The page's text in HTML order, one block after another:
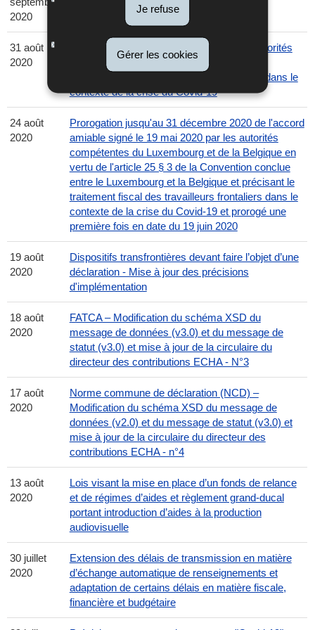
Je refuse
Gérer les cookies
2020
31 août
2020
Signature d’un accord amiable entre les autorités
du Luxembourg et de la France précisant le
traitement fiscal des travailleurs frontaliers dans le
contexte de la crise du Covid-19
24 août
2020
Prorogation jusqu'au 31 décembre 2020 de l'accord
amiable signé le 19 mai 2020 par les autorités
compétentes du Luxembourg et de la Belgique en
vertu de l'article 25 § 3 de la Convention conclue
entre le Luxembourg et la Belgique et précisant le
traitement fiscal des travailleurs frontaliers dans le
contexte de la crise du Covid-19 et prorogé une
première fois en date du 19 juin 2020
19 août
2020
Dispositifs transfrontières devant faire l’objet d’une
déclaration - Mise à jour des précisions
d'implémentation
18 août
2020
FATCA – Modification du schéma XSD du
message de données (v3.0) et du message de
statut (v3.0) et mise à jour de la circulaire du
directeur des contributions ECHA - N°3
17 août
2020
Norme commune de déclaration (NCD) –
Modification du schéma XSD du message de
données (v2.0) et du message de statut (v3.0) et
mise à jour de la circulaire du directeur des
contributions ECHA - n°4
13 août
2020
Lois visant la mise en place d’un fonds de relance
et de régimes d’aides et règlement grand-ducal
portant introduction d’aides à la production
audiovisuelle
30 juillet
2020
Extension des délais de transmission en matière
d’échange automatique de renseignements et
adaptation de certains délais en matière fiscale,
financière et budgétaire